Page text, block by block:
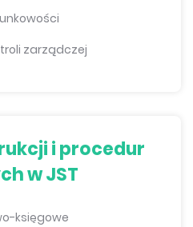
zarządczej
i procedur
w JST
księgowe